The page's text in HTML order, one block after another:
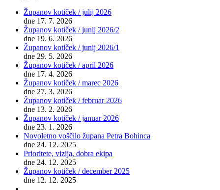
Županov kotiček / julij 2026
dne 17. 7. 2026
Županov kotiček / junij 2026/2
dne 19. 6. 2026
Županov kotiček / junij 2026/1
dne 29. 5. 2026
Županov kotiček / april 2026
dne 17. 4. 2026
Županov kotiček / marec 2026
dne 27. 3. 2026
Županov kotiček / februar 2026
dne 13. 2. 2026
Županov kotiček / januar 2026
dne 23. 1. 2026
Novoletno voščilo župana Petra Bohinca
dne 24. 12. 2025
Prioritete, vizija, dobra ekipa
dne 24. 12. 2025
Županov kotiček / december 2025
dne 12. 12. 2025